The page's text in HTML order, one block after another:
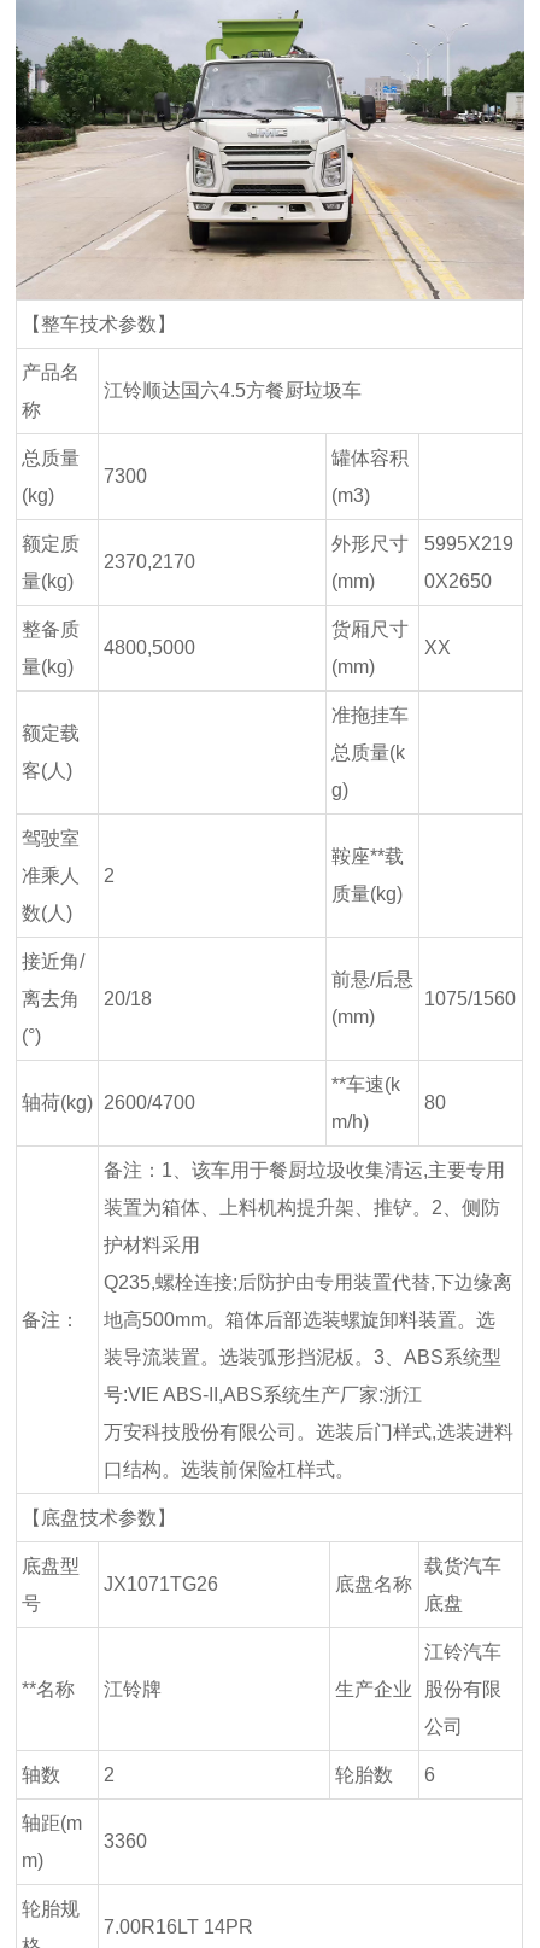
【整车技术参数】
产品名
称
江铃顺达国六4.5方餐厨垃圾车
总质量
(kg)
7300
罐体容积
(m3)
额定质
量(kg)
2370,2170
外形尺寸
(mm)
5995X219
0X2650
整备质
量(kg)
4800,5000
货厢尺寸
(mm)
XX
额定载
客(人)
准拖挂车
总质量(k
g)
驾驶室
准乘人
数(人)
2
鞍座**载
质量(kg)
接近角/
离去角
(°)
20/18
前悬/后悬
(mm)
1075/1560
轴荷(kg) 2600/4700
**车速(k
m/h)
80
备注：
备注：1、该车用于餐厨垃圾收集清运,主要专用
装置为箱体、上料机构提升架、推铲。2、侧防
护材料采用
Q235,螺栓连接;后防护由专用装置代替,下边缘离
地高500mm。箱体后部选装螺旋卸料装置。选
装导流装置。选装弧形挡泥板。3、ABS系统型
号:VIE ABS-II,ABS系统生产厂家:浙江
万安科技股份有限公司。选装后门样式,选装进料
口结构。选装前保险杠样式。
【底盘技术参数】
底盘型
号
JX1071TG26 底盘名称
载货汽车
底盘
**名称 江铃牌 生产企业
江铃汽车
股份有限
公司
轴数 2 轮胎数 6
轴距(m
m)
3360
轮胎规
7.00R16LT 14PR